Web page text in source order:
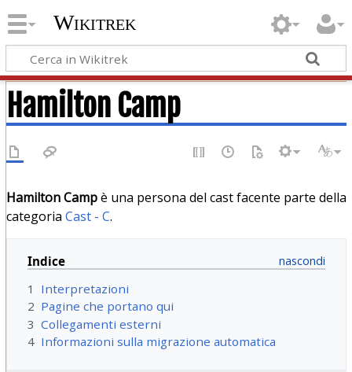
Wikitrek
Hamilton Camp
Hamilton Campè una persona del cast facente parte della
categoria Cast - C.
Indice
1
Interpretazioni
2 Pagine che portano qui
3 Collegamenti esterni
4 Informazioni sulla migrazione automatica